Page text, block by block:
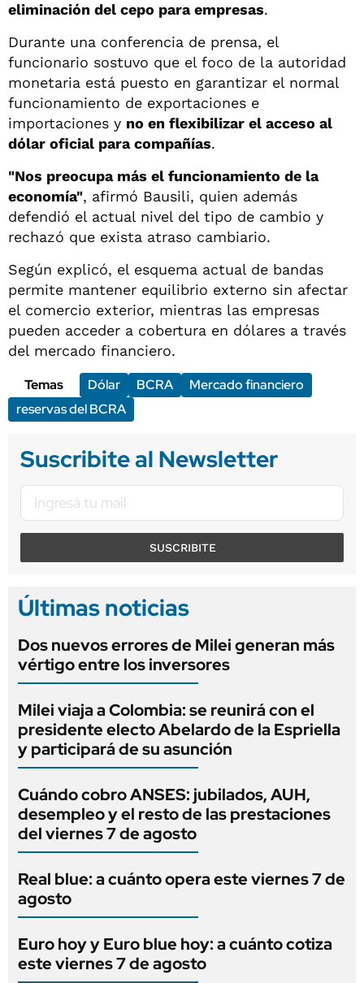
eliminación del cepo para empresas.
Durante una conferencia de prensa, el
funcionario sostuvo que el foco de la autoridad
monetaria está puesto en garantizar el normal
funcionamiento de exportaciones e
importaciones y no en flexibilizar el acceso al
dólar oficial para compañías.
"Nos preocupa más el funcionamiento de la
economía", afirmó Bausili, quien además
defendió el actual nivel del tipo de cambio y
rechazó que exista atraso cambiario.
Según explicó, el esquema actual de bandas
permite mantener equilibrio externo sin afectar
el comercio exterior, mientras las empresas
pueden acceder a cobertura en dólares a través
del mercado financiero.
Temas
Dólar BCRA
Mercado financiero
reservas del BCRA
Suscribite al Newsletter
SUSCRIBITE
Últimas noticias
Dos nuevos errores de Milei generan más
vértigo entre los inversores
Milei viaja a Colombia: se reunirá con el
presidente electo Abelardo de la Espriella
y participará de su asunción
Cuándo cobro ANSES: jubilados, AUH,
desempleo y el resto de las prestaciones
del viernes 7 de agosto
Real blue: a cuánto opera este viernes 7 de
agosto
Euro hoy y Euro blue hoy: a cuánto cotiza
este viernes 7 de agosto